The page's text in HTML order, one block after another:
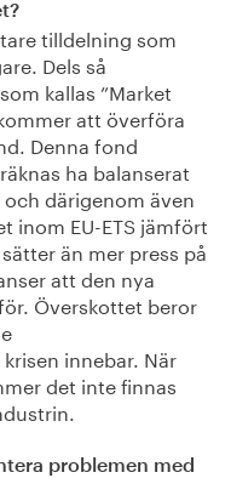
tilldelning som
Dels så
kallas ”Market
att överföra
Denna fond
ha balanserat
därigenom även
inom EU-ETS jämfört
än mer press på
att den nya
Överskottet beror
innebar. När
det inte finnas
problemen med